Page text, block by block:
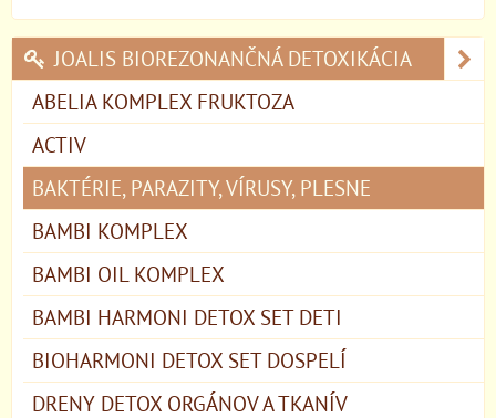
JOALIS BIOREZONANČNÁ DETOXIKÁCIA
ABELIA KOMPLEX FRUKTOZA
ACTIV
BAKTÉRIE, PARAZITY, VÍRUSY, PLESNE
BAMBI KOMPLEX
BAMBI OIL KOMPLEX
BAMBI HARMONI DETOX SET DETI
BIOHARMONI DETOX SET DOSPELÍ
DRENY DETOX ORGÁNOV A TKANÍV